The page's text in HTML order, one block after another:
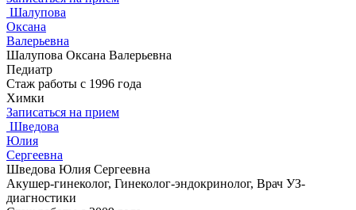
Шалупова
Оксана
Валерьевна
Шалупова Оксана Валерьевна
Педиатр
Стаж работы с 1996 года
Химки
Записаться на прием
Шведова
Юлия
Сергеевна
Шведова Юлия Сергеевна
Акушер-гинеколог, Гинеколог-эндокринолог, Врач УЗ-
диагностики